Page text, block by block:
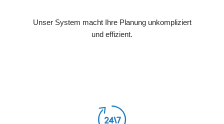
Unser System macht Ihre Planung unkompliziert
und effizient.